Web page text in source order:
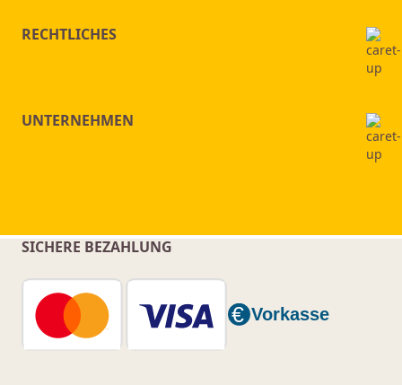
RECHTLICHES
UNTERNEHMEN
SICHERE BEZAHLUNG